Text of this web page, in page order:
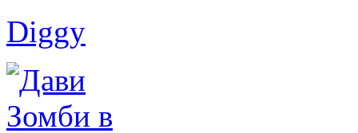
Diggy